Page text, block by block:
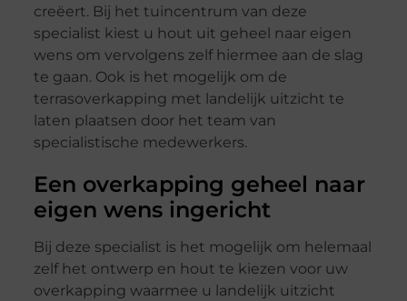
creëert. Bij het tuincentrum van deze
specialist kiest u hout uit geheel naar eigen
wens om vervolgens zelf hiermee aan de slag
te gaan. Ook is het mogelijk om de
terrasoverkapping met landelijk uitzicht te
laten plaatsen door het team van
specialistische medewerkers.
Een overkapping geheel naar
eigen wens ingericht
Bij deze specialist is het mogelijk om helemaal
zelf het ontwerp en hout te kiezen voor uw
overkapping waarmee u landelijk uitzicht